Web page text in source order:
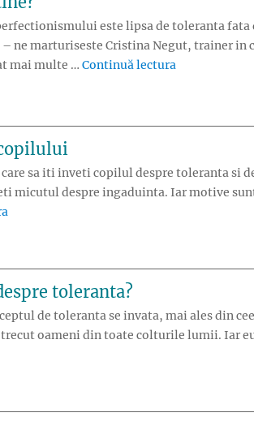
este lipsa de toleranta
ne marturiseste Cristina Negut, trainer in
mai multe … Continuă lectura
sa iti inveti copilul despre toleranta si
micutul despre ingaduinta. Iar motive
toleranta?
de toleranta se invata, mai ales din
oameni din toate colturile lumii. Iar